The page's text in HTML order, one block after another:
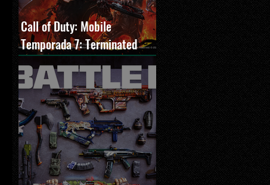
Call of Duty: Mobile
Temporada 7: Terminated
estreia com O Exterminador
do Futuro 2, novos modos e
Cronen Squall